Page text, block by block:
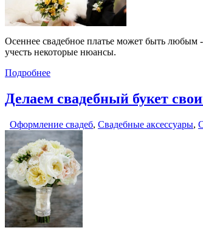
Осеннее свадебное платье может быть любым
учесть некоторые нюансы.
Подробнее
Делаем свадебный букет
Оформление свадеб, Свадебные аксессуары,